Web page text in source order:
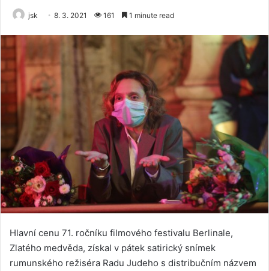
jsk 8. 3. 2021 161 1 minute read
Hlavní cenu 71. ročníku filmového festivalu Berlinale,
Zlatého medvěda, získal v pátek satirický snímek
rumunského režiséra Radu Judeho s distribučním názvem